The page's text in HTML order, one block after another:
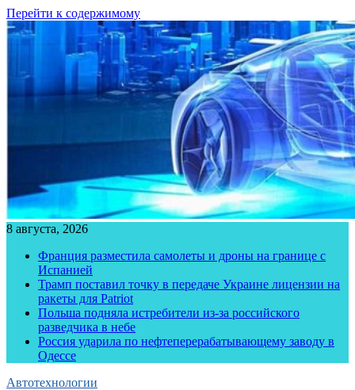
Перейти к содержимому
8 августа, 2026
Франция разместила самолеты и дроны на границе с
Испанией
Трамп поставил точку в передаче Украине лицензии на
ракеты для Patriot
Польша подняла истребители из-за российского
разведчика в небе
Россия ударила по нефтеперерабатывающему заводу в
Одессе
Автотехнологии